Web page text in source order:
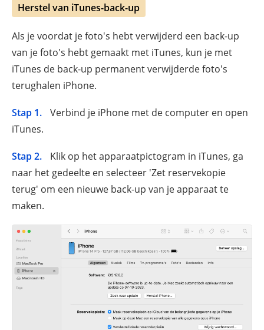
Herstel van iTunes-back-up
Als je voordat je foto's hebt verwijderd een back-up
van je foto's hebt gemaakt met iTunes, kun je met
iTunes de back-up permanent verwijderde foto's
terughalen iPhone.
Stap 1.
Verbind je iPhone met de computer en open
iTunes.
Stap 2.
Klik op het apparaatpictogram in iTunes, ga
naar het gedeelte en selecteer 'Zet reservekopie
terug' om een nieuwe back-up van je apparaat te
maken.